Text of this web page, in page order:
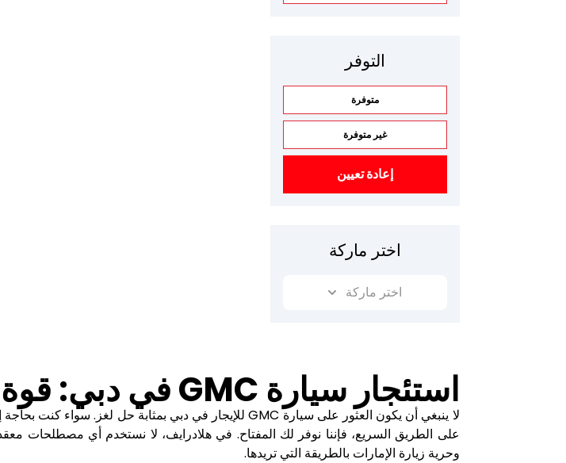
التوفر
متوفرة
غير متوفرة
إعادة تعيين
اختر ماركة
اختر ماركة
استئجار سيارة GMCفي دبي:
لا ينبغي أن يكون العثور على سيارةGMC للإيجار في دبي بمثابة حل لغز. سواء كنت بحاجة
على الطريق السريع، فإننا نوفر لك المفتاح. في هلادرايف، لا نستخدم أي مصطلحات
وحرية زيارة الإمارات بالطريقة التي تريدها.